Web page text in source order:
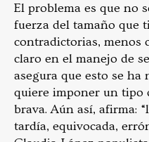
El problema es que no
fuerza del tamaño que
contradictorias, menos
claro en el manejo de
asegura que esto se ha
quiere imponer un tipo
brava. Aún así, afirma:
tardía, equivocada,